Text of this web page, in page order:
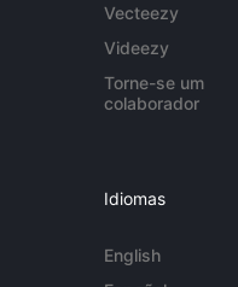
Vecteezy
Videezy
Torne-se um
colaborador
Idiomas
English